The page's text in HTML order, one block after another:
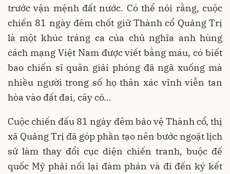
trước vận mệnh đất nước. Có thể nói rằng, cuộc
chiến 81 ngày đêm chốt giữ Thành cổ Quảng Trị
là một khúc tráng ca của chủ nghĩa anh hùng
cách mạng Việt Nam được viết bằng máu, có biết
bao chiến sĩ quân giải phóng đã ngã xuống mà
nhiều người trong số họ thân xác vĩnh viễn tan
hòa vào đất đai, cây cỏ…
Cuộc chiến đấu 81 ngày đêm bảo vệ Thành cổ, thị
xã Quảng Trị đã góp phần tạo nên bước ngoặt lịch
sử làm thay đổi cục diện chiến tranh, buộc đế
quốc Mỹ phải nối lại đàm phán và đi đến ký kết